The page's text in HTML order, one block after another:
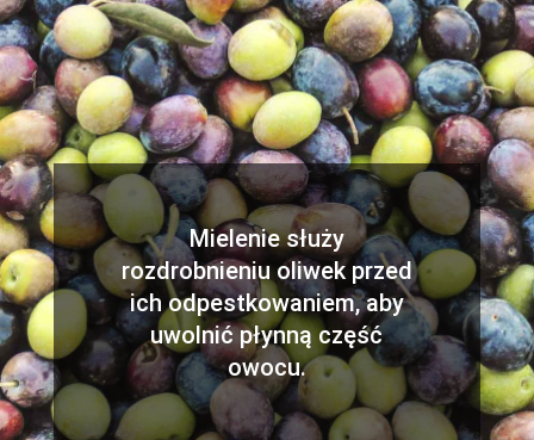
Mielenie służy
rozdrobnieniu oliwek przed
ich odpestkowaniem, aby
uwolnić płynną część
owocu.